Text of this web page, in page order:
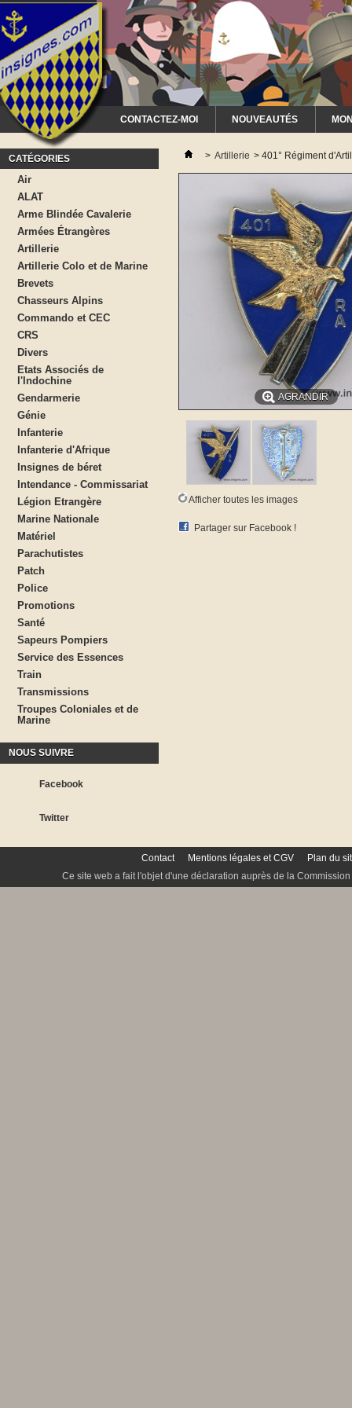
CONTACTEZ-MOI NOUVEAUTÉS
CATÉGORIES
Air
ALAT
Arme Blindée Cavalerie
Armées Étrangères
Artillerie
Artillerie Colo et de Marine
Brevets
Chasseurs Alpins
Commando et CEC
CRS
Divers
Etats Associés de
l'Indochine
Gendarmerie
Génie
Infanterie
Infanterie d'Afrique
Insignes de béret
Intendance - Commissariat
Légion Etrangère
Marine Nationale
Matériel
Parachutistes
Patch
Police
Promotions
Santé
Sapeurs Pompiers
Service des Essences
Train
Transmissions
Troupes Coloniales et de
Marine
NOUS SUIVRE
Facebook
Twitter
> Artillerie > 401° Régiment
AGRANDIR
Afficher toutes les images
Partager sur Facebook !
Contact Mentions légales et CGV
Plan du
Ce site web a fait l'objet d'une déclaration auprès de la